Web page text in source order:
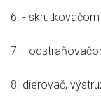
6. - skrutkovačom
7. -
8. dierovač,